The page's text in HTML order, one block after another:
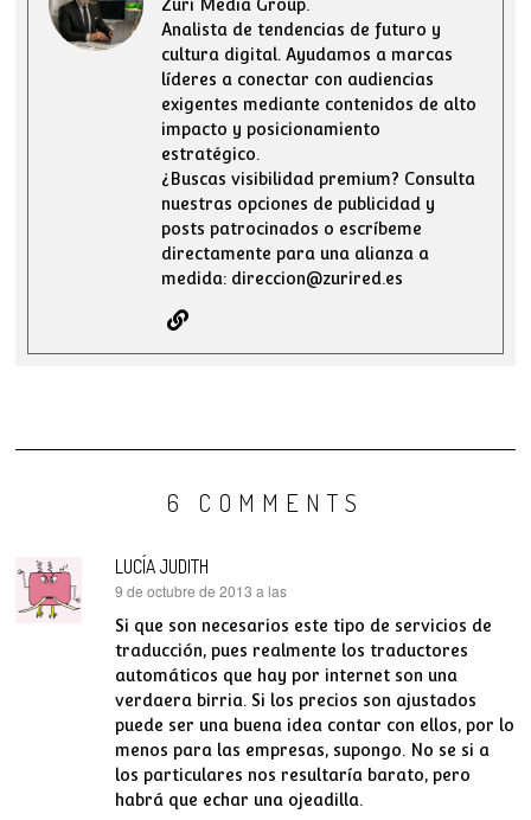
Zuri Media Group.
Analista de tendencias de futuro y
cultura digital. Ayudamos a marcas
líderes a conectar con audiencias
exigentes mediante contenidos de alto
impacto y posicionamiento
estratégico.
¿Buscas visibilidad premium? Consulta
nuestras opciones de publicidad y
posts patrocinados o escríbeme
directamente para una alianza a
medida: direccion@zurired.es
6 COMMENTS
LUCÍA JUDITH
dice:
9 de octubre de 2013 a las
Si que son necesarios este tipo de servicios de
traducción, pues realmente los traductores
automáticos que hay por internet son una
verdaera birria. Si los precios son ajustados
puede ser una buena idea contar con ellos, por lo
menos para las empresas, supongo. No se si a
los particulares nos resultaría barato, pero
habrá que echar una ojeadilla.